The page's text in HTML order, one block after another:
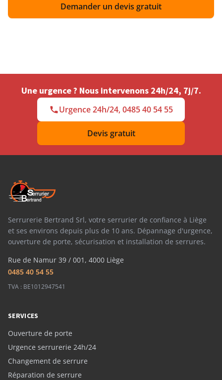
Demander un devis gratuit
Une urgence ? Nous intervenons 24h/24, 7j/7.
Urgence 24h/24, 0485 40 54 55
Devis gratuit
Serrurerie Bertrand Srl, votre serrurier de confiance à Liège
et ses environs depuis plus de 10 ans. Dépannage d'urgence,
ouverture de porte, sécurisation et installation de serrures.
Rue de Namur 39 / 001, 4000 Liège
0485 40 54 55
TVA : BE1012947541
SERVICES
Ouverture de porte
Urgence serrurerie 24h/24
Changement de serrure
Réparation de serrure